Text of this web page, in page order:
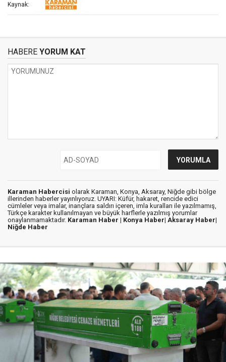
Kaynak:
HABERE YORUM KAT
Karaman Habercisi olarak Karaman, Konya, Aksaray, Niğde gibi bölge
illerinden haberler yayınlıyoruz. UYARI: Küfür, hakaret, rencide edici
cümleler veya imalar, inançlara saldırı içeren, imla kuralları ile yazılmamış,
Türkçe karakter kullanılmayan ve büyük harflerle yazılmış yorumlar
onaylanmamaktadır. Karaman Haber | Konya Haber| Aksaray Haber|
Niğde Haber